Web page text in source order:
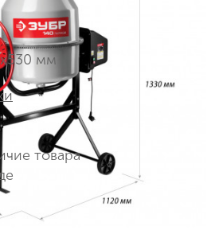
мм
товара